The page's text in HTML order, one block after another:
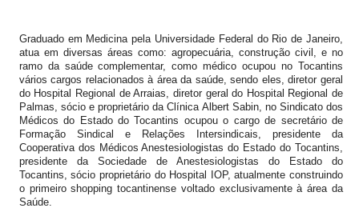
Graduado em Medicina pela Universidade Federal do Rio de Janeiro,
atua em diversas áreas como: agropecuária, construção civil, e no
ramo da saúde complementar, como médico ocupou no Tocantins
vários cargos relacionados à área da saúde, sendo eles, diretor geral
do Hospital Regional de Arraias, diretor geral do Hospital Regional de
Palmas, sócio e proprietário da Clínica Albert Sabin, no Sindicato dos
Médicos do Estado do Tocantins ocupou o cargo de secretário de
Formação Sindical e Relações Intersindicais, presidente da
Cooperativa dos Médicos Anestesiologistas do Estado do Tocantins,
presidente da Sociedade de Anestesiologistas do Estado do
Tocantins, sócio proprietário do Hospital IOP, atualmente construindo
o primeiro shopping tocantinense voltado exclusivamente à área da
Saúde.